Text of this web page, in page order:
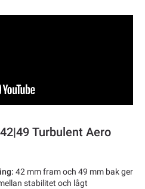
Turbulent Aero
42 mm fram och 49 mm bak ger
stabilitet och lågt